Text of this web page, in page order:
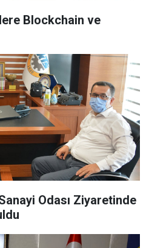
Blockchain ve
Odası Ziyaretinde